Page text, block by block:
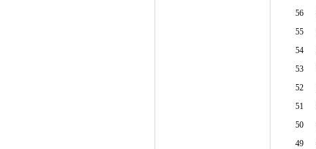
56
55
54
53
52
51
50
49